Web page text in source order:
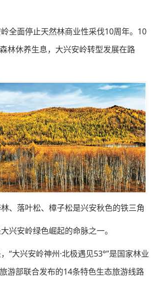
全面停止天然林商业性采伐10周年。10
林休养生息，大兴安岭转型发展在路
、落叶松、樟子松是兴安秋色的铁三角
兴安岭绿色崛起的命脉之一。
“大兴安岭神州·北极遇见53°”是国家林业
游部联合发布的14条特色生态旅游线路